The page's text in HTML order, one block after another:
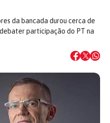
da bancada durou cerca de
participação do PT na